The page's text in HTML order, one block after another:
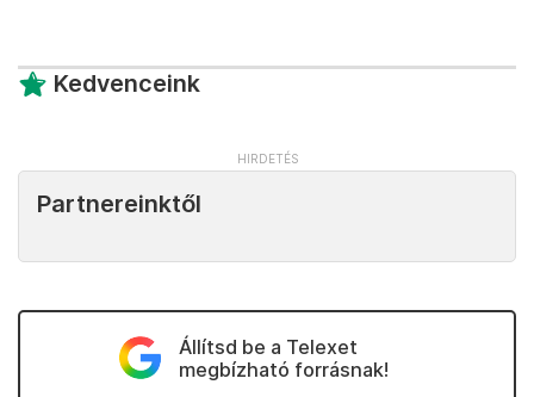
Kedvenceink
Partnereinktől
Állítsd be a Telexet
megbízható forrásnak!